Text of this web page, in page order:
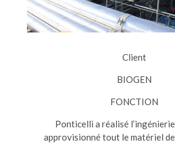
Client
BIOGEN
FONCTION
Ponticelli a réalisé
approvisionné tout le matériel